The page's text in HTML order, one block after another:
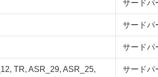
サードパ
サードパ
サードパ
TR, ASR_29, ASR_25,
サードパ